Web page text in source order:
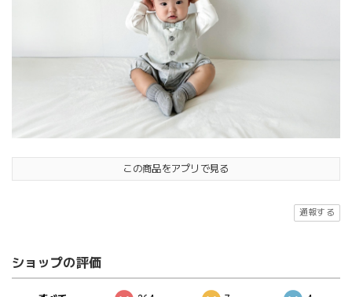
この商品をアプリで見る
通報する
ショップの評価